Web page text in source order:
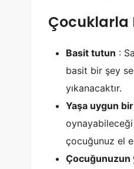
Çocuklarla
Basit tutun :
basit bir şey
yıkanacaktır.
Yaşa uygun
çocuğunuz el
Çocuğunuzun